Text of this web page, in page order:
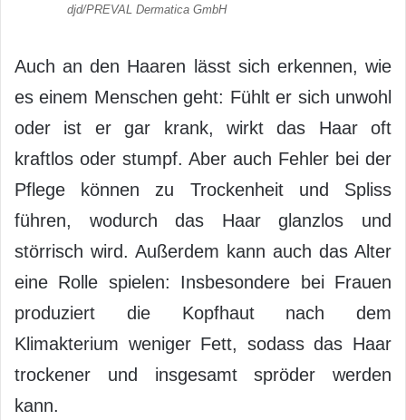
djd/PREVAL Dermatica GmbH
Auch an den Haaren lässt sich erkennen, wie
es einem Menschen geht: Fühlt er sich unwohl
oder ist er gar krank, wirkt das Haar oft
kraftlos oder stumpf. Aber auch Fehler bei der
Pflege können zu Trockenheit und Spliss
führen, wodurch das Haar glanzlos und
störrisch wird. Außerdem kann auch das Alter
eine Rolle spielen: Insbesondere bei Frauen
produziert die Kopfhaut nach dem
Klimakterium weniger Fett, sodass das Haar
trockener und insgesamt spröder werden
kann.